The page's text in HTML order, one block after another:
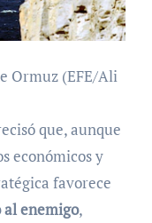
Ormuz (EFE/Ali
que, aunque
económicos y
favorece
al enemigo,